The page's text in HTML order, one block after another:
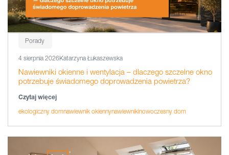
Porady
4 sierpnia 2026Katarzyna Łukaszewska
Nawiewniki okienne i wentylacja – dlaczego szczelne okno
potrzebuje świadomego doprowadzenia powietrza?
Czytaj więcej
ekologiczny domnawiewnik okiennynawiewnikinowoczesny dom